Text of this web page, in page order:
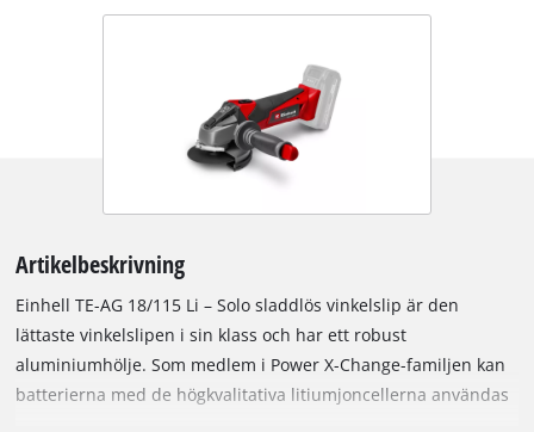
Artikelbeskrivning
Einhell TE-AG 18/115 Li – Solo sladdlös vinkelslip är den
lättaste vinkelslipen i sin klass och har ett robust
aluminiumhölje. Som medlem i Power X-Change-familjen kan
batterierna med de högkvalitativa litiumjoncellerna användas